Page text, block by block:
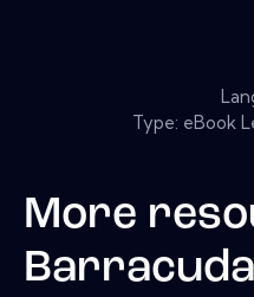
Type: eBook
More
Barracuda